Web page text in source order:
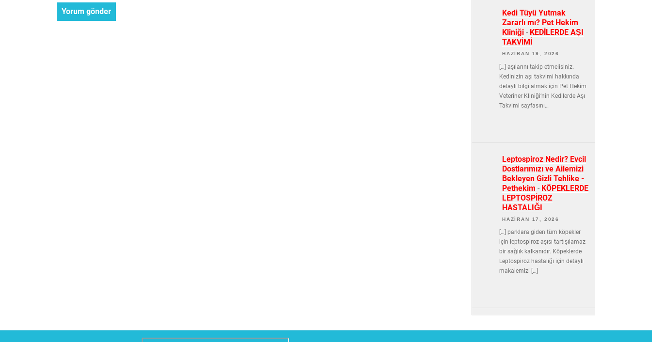
Kedi Tüyü Yutmak
Zararlı mı? Pet Hekim
Kliniği - KEDİLERDE AŞI
TAKVİMİ
HAZIRAN 19, 2026
[…] aşılarını takip etmelisiniz.
Kedinizin aşı takvimi hakkında
detaylı bilgi almak için Pet Hekim
Veteriner Kliniği’nin Kedilerde Aşı
Takvimi sayfasını…
Leptospiroz Nedir? Evcil
Dostlarımızı ve Ailemizi
Bekleyen Gizli Tehlike -
Pethekim - KÖPEKLERDE
LEPTOSPİROZ
HASTALIĞI
HAZIRAN 17, 2026
[…] parklara giden tüm köpekler
için leptospiroz aşısı tartışılamaz
bir sağlık kalkanıdır. Köpeklerde
Leptospiroz hastalığı için detaylı
makalemizi […]